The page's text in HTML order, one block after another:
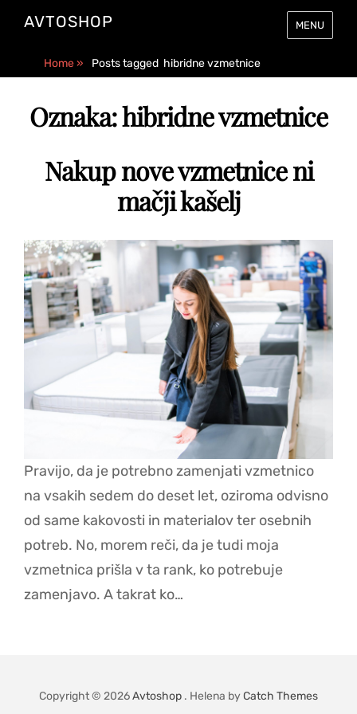
AVTOSHOP MENU
Home» Posts tagged hibridne vzmetnice
Oznaka:hibridne vzmetnice
Nakup nove vzmetnice ni
mačji kašelj
Pravijo, da je potrebno zamenjati vzmetnico
na vsakih sedem do deset let, oziroma odvisno
od same kakovosti in materialov ter osebnih
potreb. No, morem reči, da je tudi moja
vzmetnica prišla v ta rank, ko potrebuje
zamenjavo. A takrat ko…
Copyright © 2026Avtoshop . Helena byCatch Themes